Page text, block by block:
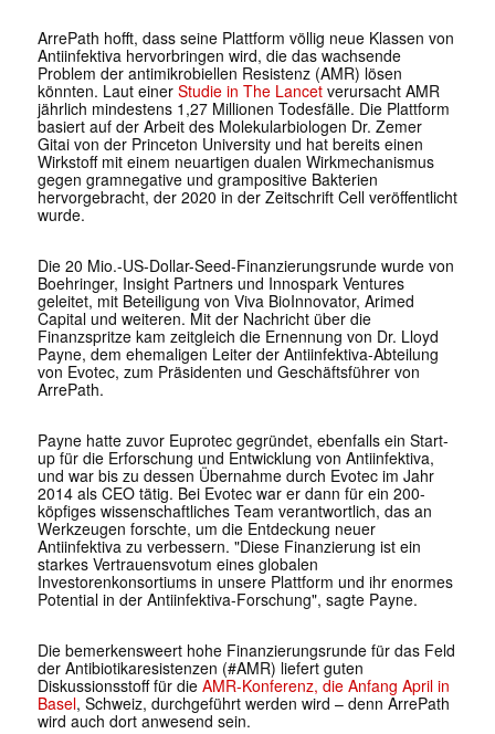
ArrePath hofft, dass seine Plattform völlig neue Klassen von
Antiinfektiva hervorbringen wird, die das wachsende
Problem der antimikrobiellen Resistenz (AMR) lösen
könnten. Laut einer Studie in The Lancetverursacht AMR
jährlich mindestens 1,27 Millionen Todesfälle. Die Plattform
basiert auf der Arbeit des Molekularbiologen Dr. Zemer
Gitai von der Princeton University und hat bereits einen
Wirkstoff mit einem neuartigen dualen Wirkmechanismus
gegen gramnegative und grampositive Bakterien
hervorgebracht, der 2020 in der Zeitschrift Cell veröffentlicht
wurde.
Die 20 Mio.-US-Dollar-Seed-Finanzierungsrunde wurde von
Boehringer, Insight Partners und Innospark Ventures
geleitet, mit Beteiligung von Viva BioInnovator, Arimed
Capital und weiteren. Mit der Nachricht über die
Finanzspritze kam zeitgleich die Ernennung von Dr. Lloyd
Payne, dem ehemaligen Leiter der Antiinfektiva-Abteilung
von Evotec, zum Präsidenten und Geschäftsführer von
ArrePath.
Payne hatte zuvor Euprotec gegründet, ebenfalls ein Start-
up für die Erforschung und Entwicklung von Antiinfektiva,
und war bis zu dessen Übernahme durch Evotec im Jahr
2014 als CEO tätig. Bei Evotec war er dann für ein 200-
köpfiges wissenschaftliches Team verantwortlich, das an
Werkzeugen forschte, um die Entdeckung neuer
Antiinfektiva zu verbessern. "Diese Finanzierung ist ein
starkes Vertrauensvotum eines globalen
Investorenkonsortiums in unsere Plattform und ihr enormes
Potential in der Antiinfektiva-Forschung", sagte Payne.
Die bemerkensweert hohe Finanzierungsrunde für das Feld
der Antibiotikaresistenzen (#AMR) liefert guten
Diskussionsstoff für die AMR-Konferenz, die Anfang April in
Basel, Schweiz, durchgeführt werden wird – denn ArrePath
wird auch dort anwesend sein.